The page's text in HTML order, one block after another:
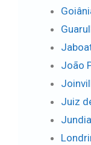
João
Juiz